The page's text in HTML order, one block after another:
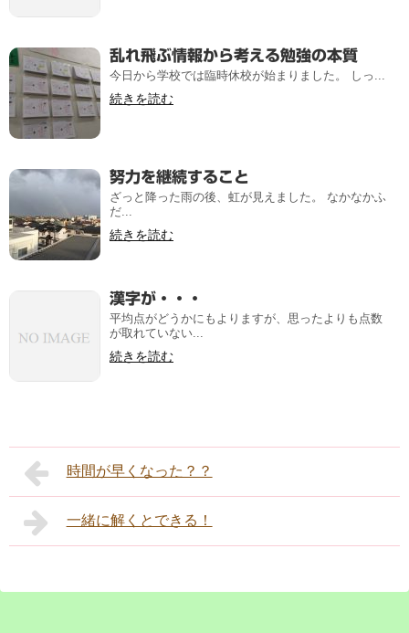
乱れ飛ぶ情報から考える勉強の本質
今日から学校では臨時休校が始まりました。 しっ...
続きを読む
努力を継続すること
ざっと降った雨の後、虹が見えました。 なかなかふ
だ...
続きを読む
漢字が・・・
平均点がどうかにもよりますが、思ったよりも点数
が取れていない...
続きを読む
時間が早くなった？？
一緒に解くとできる！